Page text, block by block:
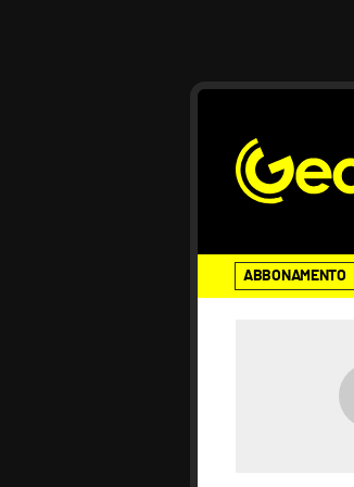
ABBONAMENTO